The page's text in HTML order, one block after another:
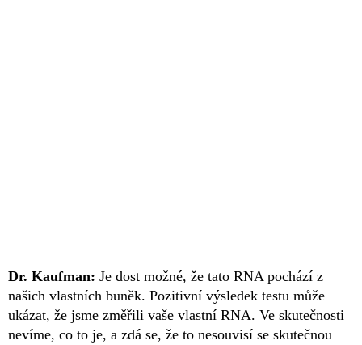
Dr. Kaufman: Je dost možné, že tato RNA pochází z
našich vlastních buněk. Pozitivní výsledek testu může
ukázat, že jsme změřili vaše vlastní RNA. Ve skutečnosti
nevíme, co to je, a zdá se, že to nesouvisí se skutečnou